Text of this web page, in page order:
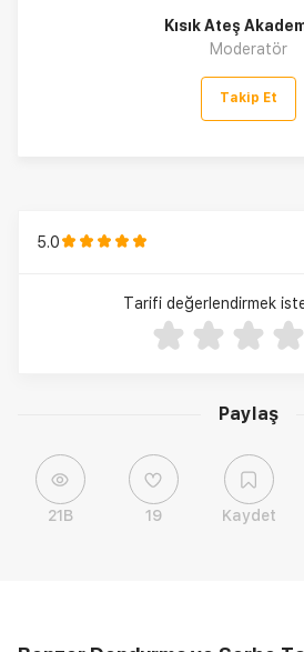
Paylaş
21B 19 Kaydet
Kısık Ateş
Moderatör
Takip Et
5.0
Tarifi değerlendirmek